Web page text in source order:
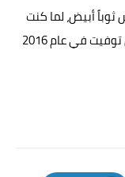
أبيض، لما كنت
التقطت الصورة». علماً بأنّ غريتا زيمر فريدمان توفيت في عام 2016